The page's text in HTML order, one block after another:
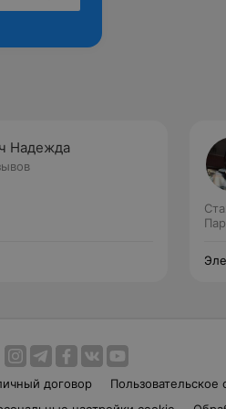
Надежда
договор Пользовательское